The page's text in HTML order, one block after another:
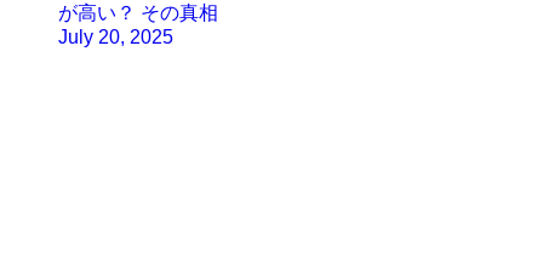
が高い？ その真相
July 20, 2025